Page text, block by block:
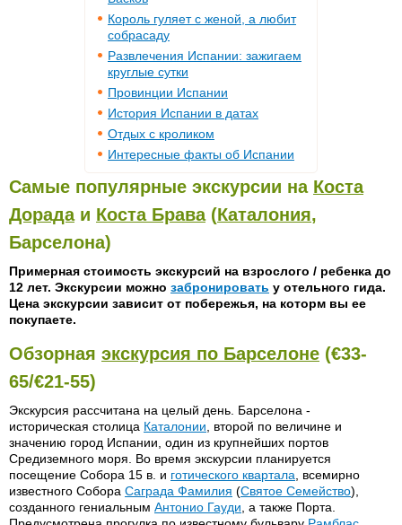
Король гуляет с женой, а любит
собрасаду
Развлечения Испании: зажигаем
круглые сутки
Провинции Испании
История Испании в датах
Отдых с кроликом
Интересные факты об Испании
Самые популярные экскурсии на Коста
Дорадаи Коста Брава(Каталония,
Барселона)
Примерная стоимость экскурсий на взрослого / ребенка до
12 лет. Экскурсии можно забронировать у отельного гида.
Цена экскурсии зависит от побережья, на которм вы ее
покупаете.
Обзорная экскурсия по Барселоне (€33-
65/€21-55)
Экскурсия рассчитана на целый день. Барселона -
историческая столица Каталонии , второй по величине и
значению город Испании, один из крупнейших портов
Средиземного моря. Во время экскурсии планируется
посещение Собора 15 в. и готического квартала , всемирно
известного Собора Саграда Фамилия (Святое Семейство),
созданного гениальным Антонио Гауди , а также Порта.